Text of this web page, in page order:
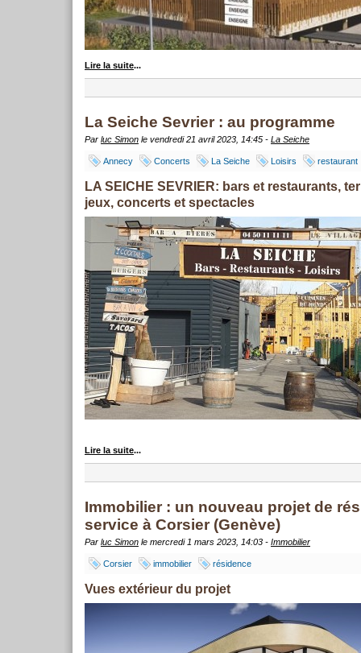
Lire la suite...
La Seiche Sevrier : au programme
Par luc Simon le vendredi 21 avril 2023, 14:45 - La Seiche
Annecy Concerts La Seiche Loisirs restaurant
LA SEICHE SEVRIER: bars et restaurants,
jeux, concerts et spectacles
Lire la suite...
Immobilier : un nouveau projet de
service à Corsier (Genève)
Par luc Simon le mercredi 1 mars 2023, 14:03 - Immobilier
Corsier immobilier résidence
Vues extérieur du projet